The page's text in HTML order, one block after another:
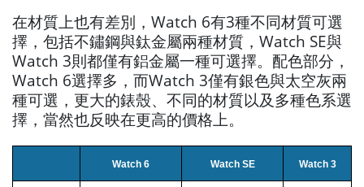
在材質上也有差別，Watch 6有3種不同材質可選
擇，包括不鏽鋼與鈦金屬兩種材質，Watch SE與
Watch 3則都僅有鋁金屬一種可選擇。配色部分，
Watch 6選擇多，而Watch 3僅有銀色與太空灰兩
種可選，更大的錶殼、不同的材質以及多種色系選
擇，當然也反映在更高的價格上。
Watch 6 Watch SE Watch 3